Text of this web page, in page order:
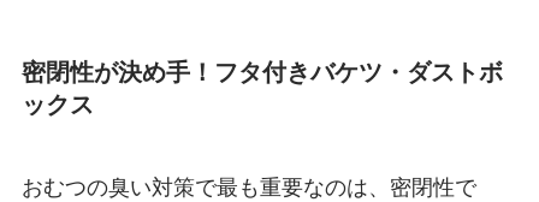
密閉性が決め手！フタ付きバケツ・ダストボ
ックス
おむつの臭い対策で最も重要なのは、密閉性で